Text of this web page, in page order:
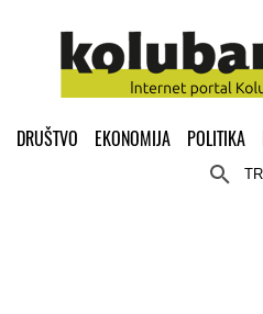
DRUŠTVO EKONOMIJA POLITIKA